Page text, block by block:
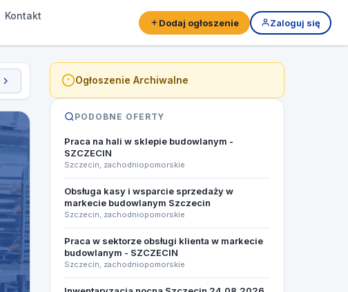
Kontakt
Dodaj ogłoszenie Zaloguj się
Ogłoszenie Archiwalne
PODOBNE OFERTY
Praca na hali w sklepie budowlanym -
SZCZECIN
Szczecin, zachodniopomorskie
Obsługa kasy i wsparcie sprzedaży w
markecie budowlanym ​Szczecin
Szczecin, zachodniopomorskie
Praca w sektorze obsługi klienta w markecie
budowlanym - SZCZECIN
Szczecin, zachodniopomorskie